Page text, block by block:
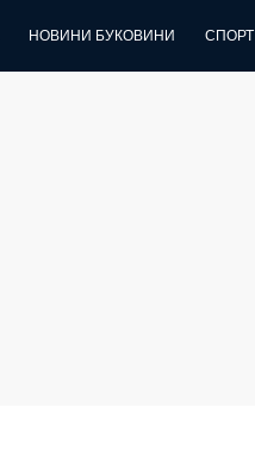
НОВИНИ БУКОВИНИ СПОРТ